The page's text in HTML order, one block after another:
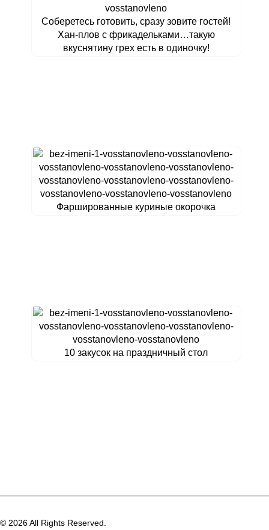
Соберетесь готовить, сразу зовите гостей!
Хан-плов с фрикадельками…такую
вкуснятину грех есть в одиночку!
Фаршированные куриные окорочка
10 закусок на праздничный стол
© 2026 All Rights Reserved.